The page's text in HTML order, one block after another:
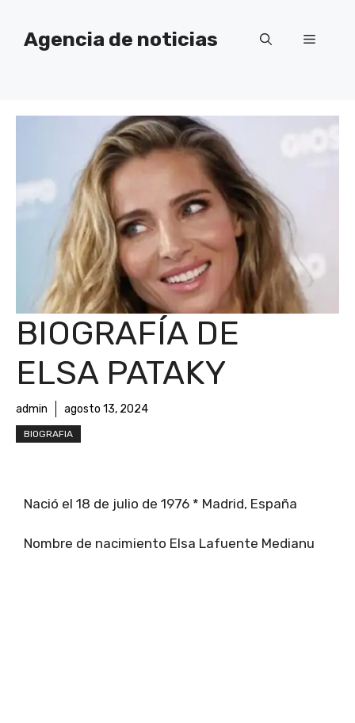
contenido
Agencia de noticias Menú
BIOGRAFÍA DE
ELSA PATAKY
admin agosto 13, 2024
BIOGRAFIA
Nació el 18 de julio de 1976 * Madrid, España
Nombre de nacimiento Elsa Lafuente Medianu